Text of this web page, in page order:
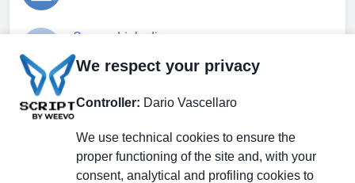
Gruppo Linkedin
Pagina Facebook
X.com
We respect your privacy
Controller: Dario Vascellaro
We use technical cookies to ensure the
proper functioning of the site and, with your
consent, analytical and profiling cookies to